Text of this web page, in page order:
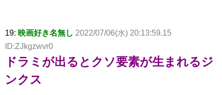
19: 映画好き名無し 2022/07/06(水) 20:13:59.15
ID:ZJkgzwvr0
ドラミが出るとクソ要素が生まれるジ
ンクス